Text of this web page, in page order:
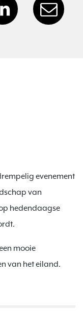
evenement
van
hedendaagse
mooie
van het eiland.